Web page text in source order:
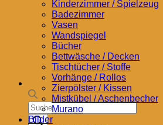
Products
search
Kinderzimmer / Spielzeug
Badezimmer
Vasen
Wandspiegel
Bücher
Bettwäsche / Decken
Tischtücher / Stoffe
Vorhänge / Rollos
Zierpölster / Kissen
Mistkübel / Aschenbecher
Murano
Bilder